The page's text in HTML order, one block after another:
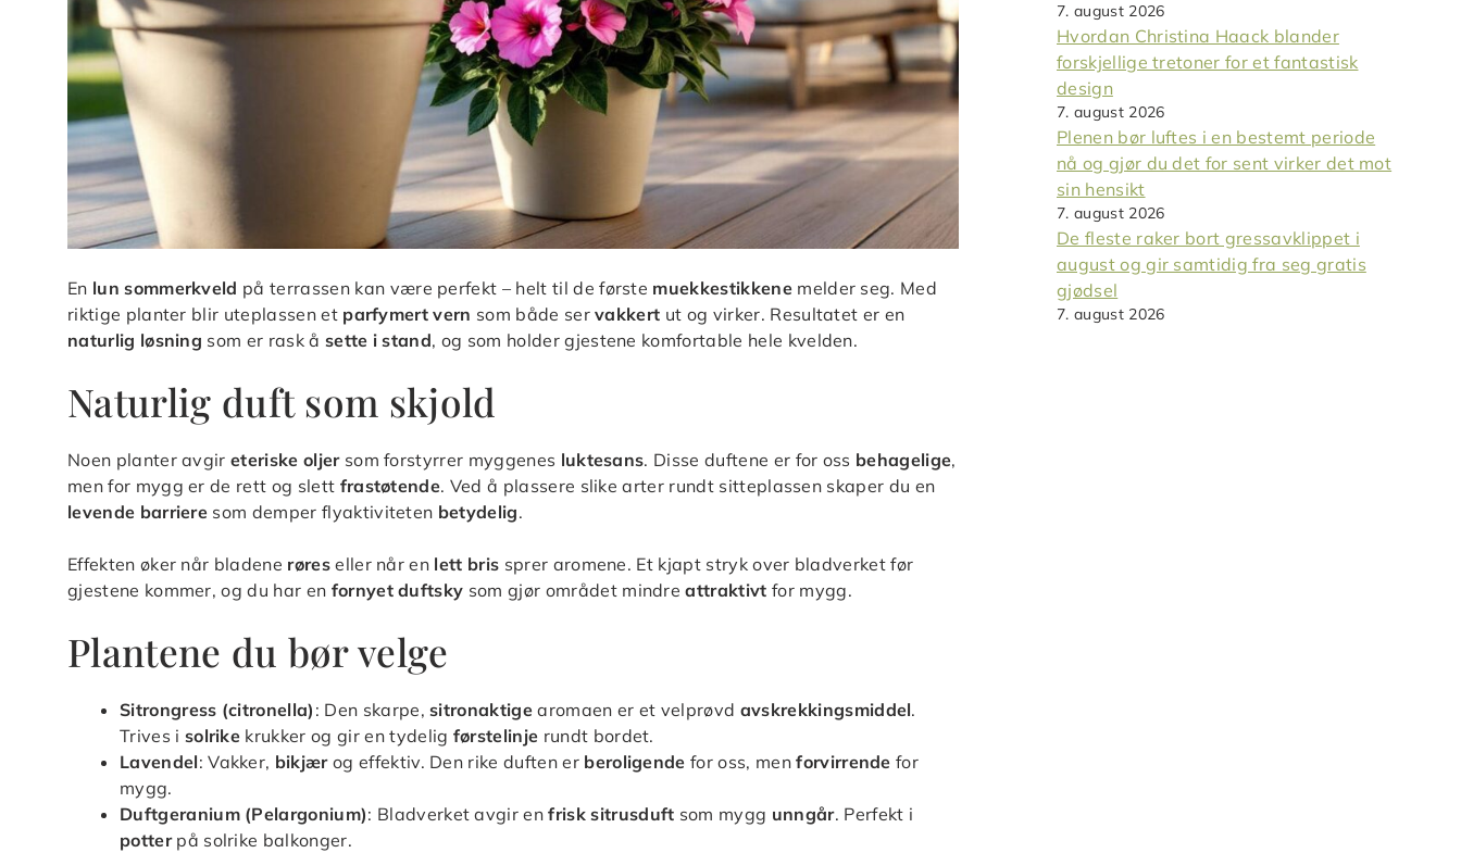
En lun sommerkveld på terrassen kan være perfekt – helt til de første muekkestikkenemelder seg. Med
riktige planter blir uteplassen et parfymert vern som både servakkert ut og virker. Resultatet er en
naturlig løsning som er rask å sette i stand, og som holder gjestene komfortable hele kvelden.
Naturlig duft som skjold
Noen planter avgireteriske oljersom forstyrrer myggenes luktesans. Disse duftene er for oss behagelige,
men for mygg er de rett og slett frastøtende. Ved å plassere slike arter rundt sitteplassen skaper du en
levende barriere som demper flyaktiviteten betydelig.
Effekten øker når bladene røreseller når en lett bris sprer aromene. Et kjapt stryk over bladverket før
gjestene kommer, og du har en fornyet duftsky som gjør området mindreattraktivt for mygg.
Plantene du bør velge
Sitrongress (citronella) : Den skarpe,sitronaktige aromaen er et velprøvd avskrekkingsmiddel.
Trives i solrike krukker og gir en tydelig førstelinje rundt bordet.
Lavendel: Vakker, bikjærog effektiv. Den rike duften er beroligende for oss, menforvirrende for
mygg.
Duftgeranium (Pelargonium): Bladverket avgir enfrisk sitrusduft som mygg unngår. Perfekt i
potterpå solrike balkonger.
7. august 2026
Hvordan Christina Haack blander
forskjellige tretoner for et fantastisk
design
7. august 2026
Plenen bør luftes i en bestemt periode
nå og gjør du det for sent virker det mot
sin hensikt
7. august 2026
De fleste raker bort gressavklippet i
august og gir samtidig fra seg gratis
gjødsel
7. august 2026